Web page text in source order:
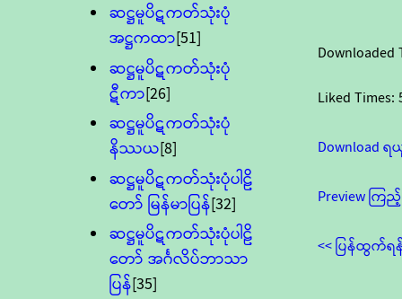
ဆဋ္ဌမူပိဋကတ်သုံးပုံ
အဋ္ဌကထာ[51]
ဆဋ္ဌမူပိဋကတ်သုံးပုံ
ဋီကာ[26]
ဆဋ္ဌမူပိဋကတ်သုံးပုံ
နိဿယ[8]
ဆဋ္ဌမူပိဋကတ်သုံးပုံပါဠိ
တော် မြန်မာပြန်[32]
ဆဋ္ဌမူပိဋကတ်သုံးပုံပါဠိ
တော် အင်္ဂလိပ်ဘာသာ
ပြန်[35]
Downloaded
Liked Times:
Download
Preview ကြ
<< ပြန်ထွက်ရ